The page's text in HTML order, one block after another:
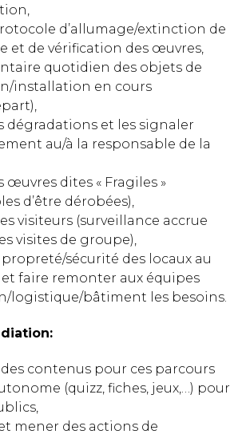
d’allumage/extinction de
et de vérification des œuvres,
quotidien des objets de
installation en cours
dégradations et les signaler
au/à la responsable de la
œuvres dites « Fragiles »
d’être dérobées),
visiteurs (surveillance accrue
visites de groupe),
sécurité des locaux au
faire remonter aux équipes
logistique/bâtiment les besoins.
contenus pour ces parcours
(quizz, fiches, jeux,…) pour
mener des actions de